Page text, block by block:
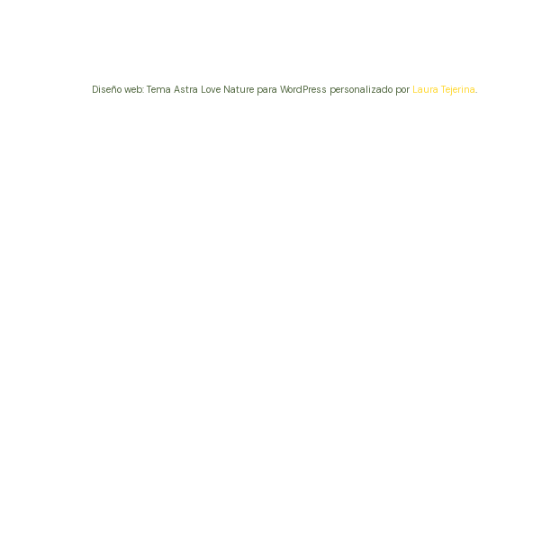
Diseño web: Tema Astra Love Nature para WordPress personalizado por Laura Tejerina